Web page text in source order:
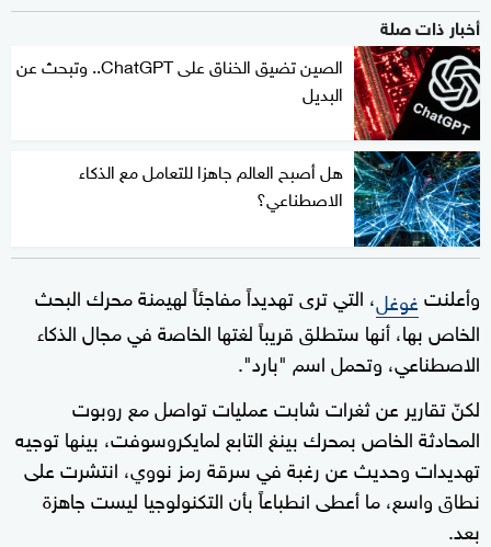
أخبار ذات صلة
الصين تضيق الخناق على ChatGPT.. وتبحث عن
البديل
هل أصبح العالم جاهزا للتعامل مع الذكاء
الاصطناعي؟
وأعلنتغوغل، التي ترى تهديداً مفاجئاً لهيمنة محرك البحث
الخاص بها، أنها ستطلق قريباً لغتها الخاصة في مجال الذكاء
الاصطناعي، وتحمل اسم "بارد".
لكنّ تقارير عن ثغرات شابت عمليات تواصل مع روبوت
المحادثة الخاص بمحرك بينغ التابع لمايكروسوفت، بينها توجيه
تهديدات وحديث عن رغبة في سرقة رمز نووي، انتشرت على
نطاق واسع، ما أعطى انطباعاً بأن التكنولوجيا ليست جاهزة
بعد.